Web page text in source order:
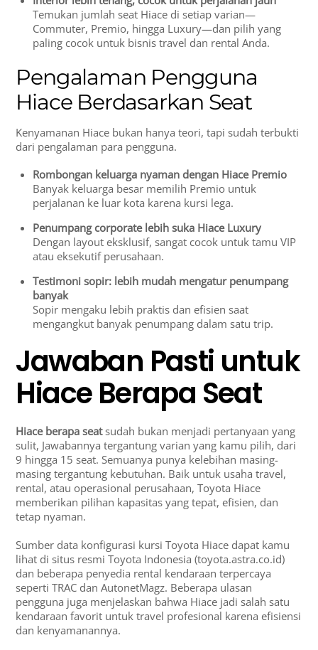
Temukan jumlah seat Hiace di setiap varian—
Commuter, Premio, hingga Luxury—dan pilih yang
paling cocok untuk bisnis travel dan rental Anda.
Pengalaman Pengguna
Hiace Berdasarkan Seat
Kenyamanan Hiace bukan hanya teori, tapi sudah terbukti
dari pengalaman para pengguna.
Rombongan keluarga nyaman dengan Hiace Premio
Banyak keluarga besar memilih Premio untuk
perjalanan ke luar kota karena kursi lega.
Penumpang corporate lebih suka Hiace Luxury
Dengan layout eksklusif, sangat cocok untuk tamu VIP
atau eksekutif perusahaan.
Testimoni sopir: lebih mudah mengatur penumpang
banyak
Sopir mengaku lebih praktis dan efisien saat
mengangkut banyak penumpang dalam satu trip.
Jawaban Pasti untuk
Hiace Berapa Seat
Hiace berapa seatsudah bukan menjadi pertanyaan yang
sulit, Jawabannya tergantung varian yang kamu pilih, dari
9 hingga 15 seat. Semuanya punya kelebihan masing-
masing tergantung kebutuhan. Baik untuk usaha travel,
rental, atau operasional perusahaan, Toyota Hiace
memberikan pilihan kapasitas yang tepat, efisien, dan
tetap nyaman.
Sumber data konfigurasi kursi Toyota Hiace dapat kamu
lihat di situs resmi Toyota Indonesia (toyota.astra.co.id)
dan beberapa penyedia rental kendaraan terpercaya
seperti TRAC dan AutonetMagz. Beberapa ulasan
pengguna juga menjelaskan bahwa Hiace jadi salah satu
kendaraan favorit untuk travel profesional karena efisiensi
dan kenyamanannya.